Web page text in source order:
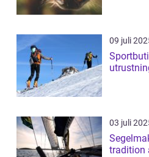
09 juli
03 juli
tradition